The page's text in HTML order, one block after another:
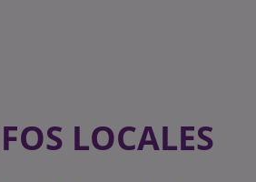
LOCALES